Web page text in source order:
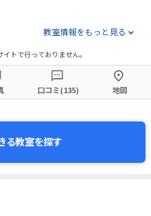
教室情報をもっと見る
トで行っておりません。
口コミ(135) 地図
る教室を探す